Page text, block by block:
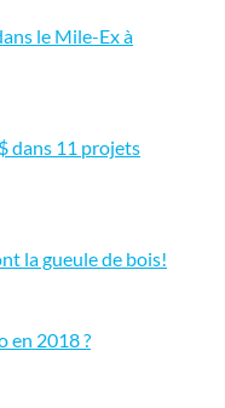
le Mile-Ex à
dans 11 projets
la gueule de bois!
en 2018 ?